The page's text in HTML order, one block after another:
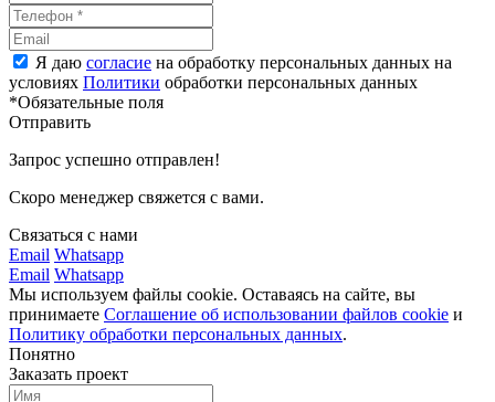
Я даю согласие на обработку персональных данных на
условиях Политики обработки персональных данных
*Обязательные поля
Отправить
Запрос успешно отправлен!
Скоро менеджер свяжется с вами.
Связаться с нами
Email Whatsapp
Email Whatsapp
Мы используем файлы cookie. Оставаясь на сайте, вы
принимаете Соглашение об использовании файлов cookie и
Политику обработки персональных данных.
Понятно
Заказать проект